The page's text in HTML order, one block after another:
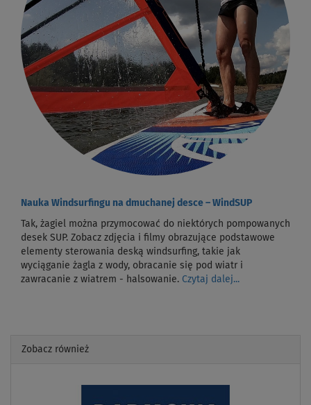
Nauka Windsurfingu na dmuchanej desce – WindSUP
Tak, żagiel można przymocować do niektórych pompowanych
desek SUP. Zobacz zdjęcia i filmy obrazujące podstawowe
elementy sterowania deską windsurfing, takie jak
wyciąganie żagla z wody, obracanie się pod wiatr i
zawracanie z wiatrem - halsowanie. Czytaj dalej...
Zobacz również